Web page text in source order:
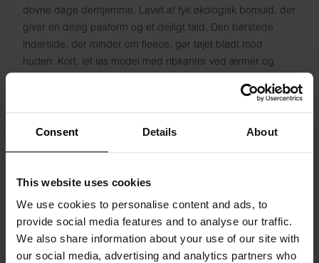
Consent Details About
This website uses cookies
We use cookies to personalise content and ads, to
provide social media features and to analyse our traffic.
We also share information about your use of our site with
our social media, advertising and analytics partners who
dovne dage derhjemme. Lavet af tyk økologisk bomuld, der
giver en dejlig pasform og et dejligt fald. Den børstede
inderside, der minder om fleece, gør tøjet blødt mod
huden. Kort, let løs model med ribkanter ved ærmer og
Materiale: 100% økologisk bomuld
Specifikation
Størrelsesguide